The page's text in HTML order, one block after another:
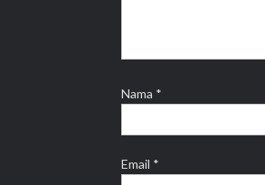
Nama *
Email *